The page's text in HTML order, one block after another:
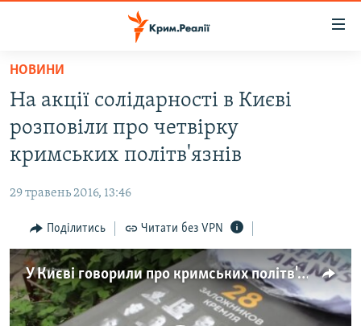
Перейти
основного
матеріалу
Перейти
до
основної
навігації
Перейти
до
пошуку
ВОДА.КРИМ
ВІДЕО ТА ФОТО
БЛОГИ
ПОГЛЯД
ІНТЕРВ'Ю
ВСЕ ЗА ДЕНЬ
СПЕЦПРОЕКТИ
НОВИНИ
На акції солідарності в Києві
розповіли про четвірку
кримських політв'язнів
29 травень 2016, 13:46
Поділитись Читати без VPN
У Києві говорили про кримських політв'язнів (відео)